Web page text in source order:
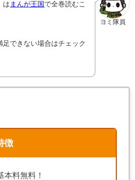
ヨミ隊員
は まんが王国 で全巻読むこ
できない場合はチェック
徴
本料無料！